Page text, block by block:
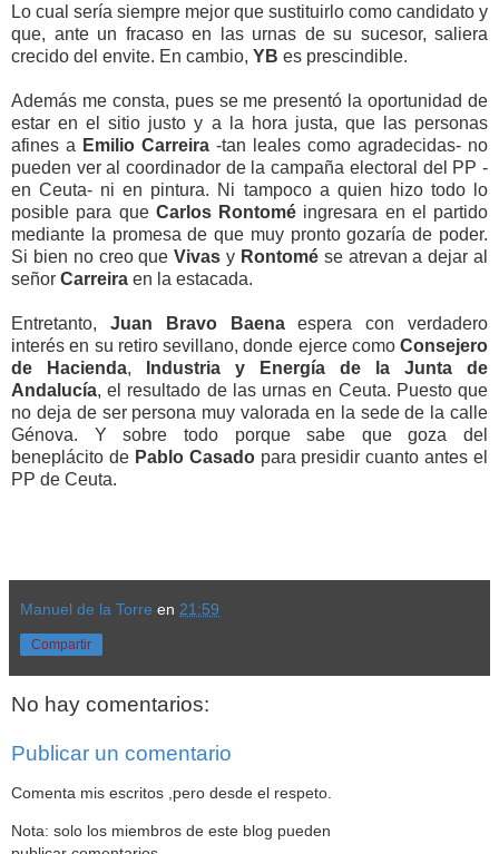
Lo cual sería siempre mejor que sustituirlo como candidato y
que, ante un fracaso en las urnas de su sucesor, saliera
crecido del envite. En cambio, YB es prescindible.
Además me consta, pues se me presentó la oportunidad de
estar en el sitio justo y a la hora justa, que las personas
afines a Emilio Carreira -tan leales como agradecidas- no
pueden ver al coordinador de la campaña electoral del PP -
en Ceuta- ni en pintura. Ni tampoco a quien hizo todo lo
posible para que Carlos Rontomé ingresara en el partido
mediante la promesa de que muy pronto gozaría de poder.
Si bien no creo queVivas y Rontomé se atrevan a dejar al
señor Carreira en la estacada.
Entretanto, Juan Bravo Baenaespera con verdadero
interés en su retiro sevillano, donde ejerce como Consejero
de Hacienda,
Industria y Energía de la Junta de
Andalucía, el resultado de las urnas en Ceuta. Puesto que
no deja de ser persona muy valorada en la sede de la calle
Génova. Y sobre todo porque sabe que goza del
beneplácito de Pablo Casado para presidir cuanto antes el
PP de Ceuta.
Manuel de la Torre en 21:59
Compartir
No hay comentarios:
Publicar un comentario
Comenta mis escritos ,pero desde el respeto.
Nota: solo los miembros de este blog pueden